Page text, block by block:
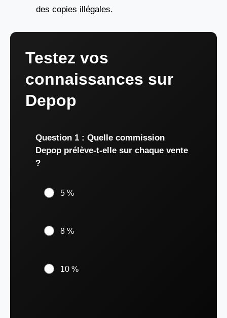
des copies illégales.
Testez vos
connaissances sur
Depop
Question 1 : Quelle commission
Depop prélève-t-elle sur chaque vente
?
5 %
8 %
10 %